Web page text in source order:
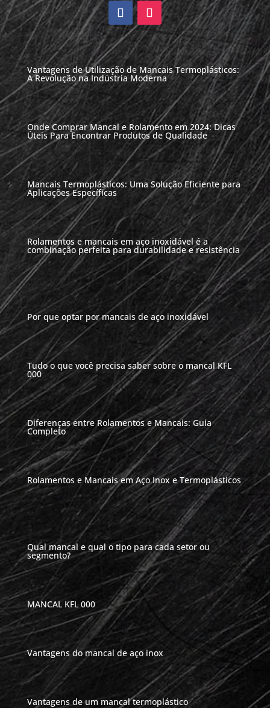
Vantagens de Utilização de Mancais Termoplásticos:
A Revolução na Indústria Moderna
Onde Comprar Mancal e Rolamento em 2024: Dicas
Úteis Para Encontrar Produtos de Qualidade
Mancais Termoplásticos: Uma Solução Eficiente para
Aplicações Específicas
Rolamentos e mancais em aço inoxidável é a
combinação perfeita para durabilidade e resistência
Por que optar por mancais de aço inoxidável
Tudo o que você precisa saber sobre o mancal KFL
000
Diferenças entre Rolamentos e Mancais: Guia
Completo
Rolamentos e Mancais em Aço Inox e Termoplásticos
Qual mancal e qual o tipo para cada setor ou
segmento?
MANCAL KFL 000
Vantagens do mancal de aço inox
Vantagens de um mancal termoplástico